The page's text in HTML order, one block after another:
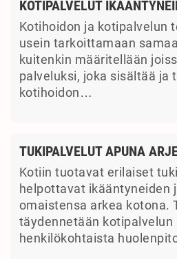
KOTIPALVELUT
Kotihoidon ja kotipalvelun
usein tarkoittamaan
kuitenkin määritellään
palveluksi, joka sisältää ja
kotihoidon…
TUKIPALVELUT APUNA
Kotiin tuotavat erilaiset
helpottavat ikääntyneiden
omaistensa arkea kotona.
täydennetään kotipalvelun
henkilökohtaista